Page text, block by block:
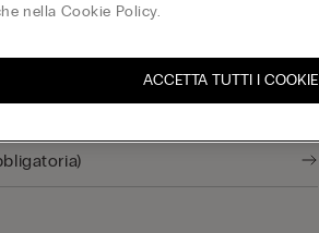
newsletter
nella Cookie Policy.
ACCETTA TUTTI I COOKIE